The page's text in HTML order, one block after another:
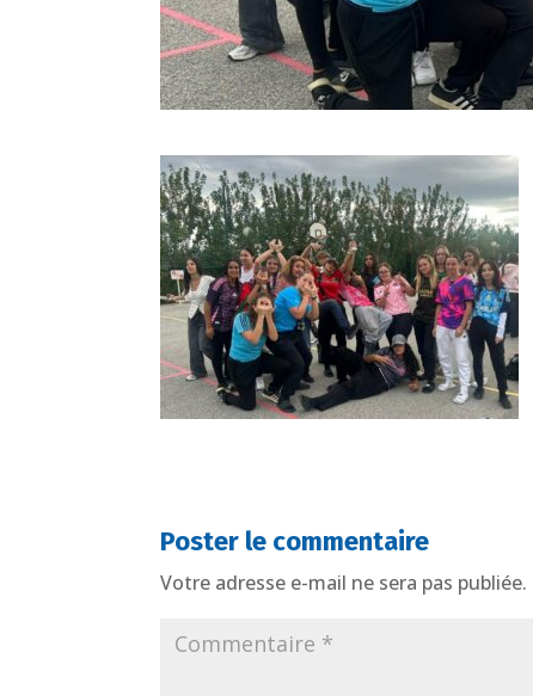
Poster le commentaire
Votre adresse e-mail ne sera pas publiée.